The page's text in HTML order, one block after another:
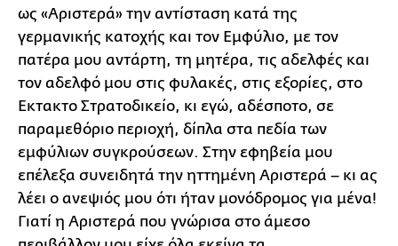
ως «Αριστερά» την αντίσταση κατά της
γερμανικής κατοχής και τον Εμφύλιο, με τον
πατέρα μου αντάρτη, τη μητέρα, τις αδελφές και
τον αδελφό μου στις φυλακές, στις εξορίες, στο
Εκτακτο Στρατοδικείο, κι εγώ, αδέσποτο, σε
παραμεθόριο περιοχή, δίπλα στα πεδία των
εμφύλιων συγκρούσεων. Στην εφηβεία μου
επέλεξα συνειδητά την ηττημένη Αριστερά – κι ας
λέει ο ανεψιός μου ότι ήταν μονόδρομος για μένα!
Γιατί η Αριστερά που γνώρισα στο άμεσο